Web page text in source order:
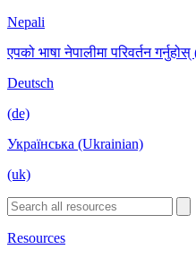
Nepali
एपको भाषा नेपालीमा परिवर्तन
Deutsch
(de)
Українська (Ukrainian)
(uk)
Resources